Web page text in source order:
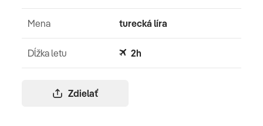
Zdielať
Mena turecká líra
Dĺžka letu 2h